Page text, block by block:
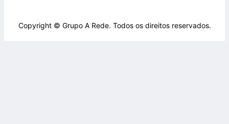
Copyright © Grupo A Rede. Todos os direitos reservados.